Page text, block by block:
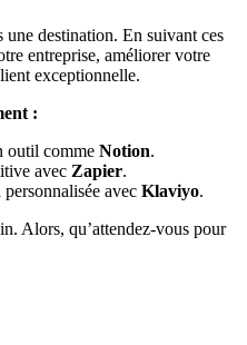
destination. En suivant ces
entreprise, améliorer votre
exceptionnelle.
:
outil comme Notion.
avec Zapier.
avec Klaviyo.
Alors, qu’attendez-vous pour